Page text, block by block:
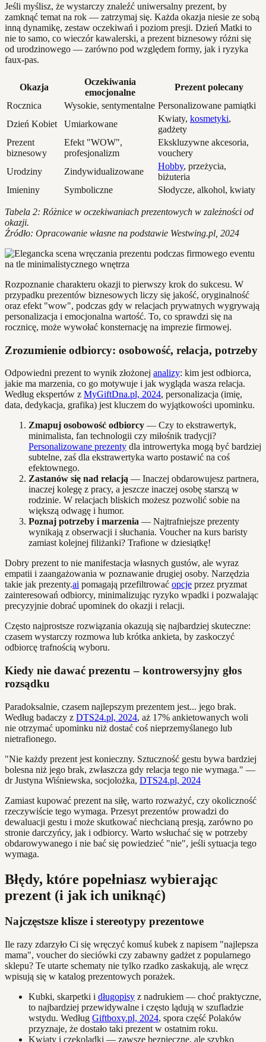
Jeśli myślisz, że wystarczy znaleźć uniwersalny prezent, by
zamknąć temat na rok — zatrzymaj się. Każda okazja niesie ze sobą
inną dynamikę, zestaw oczekiwań i poziom presji. Dzień Matki to
nie to samo, co wieczór kawalerski, a prezent biznesowy różni się
od urodzinowego — zarówno pod względem formy, jak i ryzyka
faux-pas.
Okazja
Oczekiwania
emocjonalne
Prezent polecany
Rocznica
Wysokie, sentymentalne Personalizowane pamiątki
Dzień Kobiet
Umiarkowane
Kwiaty, kosmetyki,
gadżety
Prezent
biznesowy
Efekt "WOW",
profesjonalizm
Ekskluzywne akcesoria,
vouchery
Urodziny
Zindywidualizowane
Hobby, przeżycia,
biżuteria
Imieniny
Symboliczne Słodycze, alkohol, kwiaty
Tabela 2: Różnice w oczekiwaniach prezentowych w zależności od
okazji.
Źródło: Opracowanie własne na podstawie Westwing.pl, 2024
Rozpoznanie charakteru okazji to pierwszy krok do sukcesu. W
przypadku prezentów biznesowych liczy się jakość, oryginalność
oraz efekt "wow", podczas gdy w relacjach prywatnych wygrywają
personalizacja i emocjonalna wartość. To, co sprawdzi się na
rocznicę, może wywołać konsternację na imprezie firmowej.
Zrozumienie odbiorcy: osobowość, relacja, potrzeby
Odpowiedni prezent to wynik złożonej analizy: kim jest odbiorca,
jakie ma marzenia, co go motywuje i jak wygląda wasza relacja.
Według ekspertów z MyGiftDna.pl, 2024, personalizacja (imię,
data, dedykacja, grafika) jest kluczem do wyjątkowości upominku.
Zmapuj osobowość odbiorcy — Czy to ekstrawertyk,
minimalista, fan technologii czy miłośnik tradycji?
Personalizowane prezenty dla introwertyka mogą być bardziej
subtelne, zaś dla ekstrawertyka warto postawić na coś
efektownego.
Zastanów się nad relacją — Inaczej obdarowujesz partnera,
inaczej kolegę z pracy, a jeszcze inaczej osobę starszą w
rodzinie. W relacjach bliskich możesz pozwolić sobie na
większą odwagę i humor.
Poznaj potrzeby i marzenia — Najtrafniejsze prezenty
wynikają z obserwacji i słuchania. Voucher na kurs baristy
zamiast kolejnej filiżanki? Trafione w dziesiątkę!
Dobry prezent to nie manifestacja własnych gustów, ale wyraz
empatii i zaangażowania w poznawanie drugiej osoby. Narzędzia
takie jak prezenty.ai pomagają przefiltrować opcje przez pryzmat
zainteresowań odbiorcy, minimalizując ryzyko wpadki i pozwalając
precyzyjnie dobrać upominek do okazji i relacji.
Często najprostsze rozwiązania okazują się najbardziej skuteczne:
czasem wystarczy rozmowa lub krótka ankieta, by zaskoczyć
odbiorcę trafnością wyboru.
Kiedy nie dawać prezentu – kontrowersyjny głos
rozsądku
Paradoksalnie, czasem najlepszym prezentem jest... jego brak.
Według badaczy z DTS24.pl, 2024, aż 17% ankietowanych woli
nie otrzymać upominku niż dostać coś nieprzemyślanego lub
nietrafionego.
"Nie każdy prezent jest konieczny. Sztuczność gestu bywa bardziej
bolesna niż jego brak, zwłaszcza gdy relacja tego nie wymaga." —
dr Justyna Wiśniewska, socjolożka, DTS24.pl, 2024
Zamiast kupować prezent na siłę, warto rozważyć, czy okoliczność
rzeczywiście tego wymaga. Przesyt prezentów prowadzi do
dewaluacji gestu i może skutkować niechcianą presją, zarówno po
stronie darczyńcy, jak i odbiorcy. Warto wsłuchać się w potrzeby
obdarowywanego i nie bać się powiedzieć "nie", jeśli sytuacja tego
wymaga.
Błędy, które popełniasz wybierając
prezent (i jak ich uniknąć)
Najczęstsze klisze i stereotypy prezentowe
Ile razy zdarzyło Ci się wręczyć komuś kubek z napisem "najlepsza
mama", voucher do sieciówki czy zabawny gadżet z popularnego
sklepu? Te utarte schematy nie tylko rzadko zaskakują, ale wręcz
wpisują się w katalog prezentowych porażek.
Kubki, skarpetki i długopisy z nadrukiem — choć praktyczne,
to najbardziej przewidywalne i często lądują w szufladzie
wstydu. Według Giftboxy.pl, 2024, spora część Polaków
przyznaje, że dostało taki prezent w ostatnim roku.
Kwiaty i czekoladki — zawsze bezpieczne, ale szybko